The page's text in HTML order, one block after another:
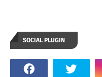
SOCIAL PLUGIN